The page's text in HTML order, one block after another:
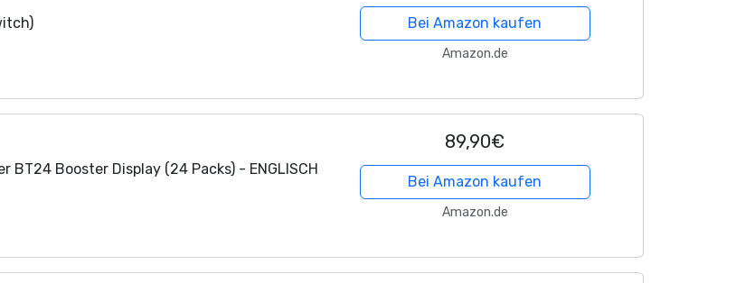
Bei Amazon kaufen
Amazon.de
BT24 Booster Display (24 Packs) - ENGLISCH
89,90€
Bei Amazon kaufen
Amazon.de